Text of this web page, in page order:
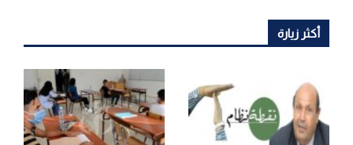
أكثر زيارة